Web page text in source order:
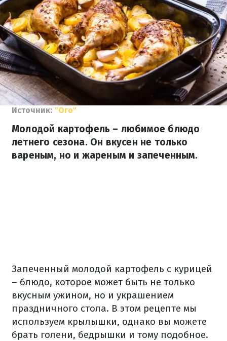
Источник: "Ого"
Молодой картофель – любимое блюдо
летнего сезона. Он вкусен не только
вареным, но и жареным и запеченным.
Запеченный молодой картофель с курицей
– блюдо, которое может быть не только
вкусным ужином, но и украшением
праздничного стола. В этом рецепте мы
используем крылышки, однако вы можете
брать голени, бедрышки и тому подобное.